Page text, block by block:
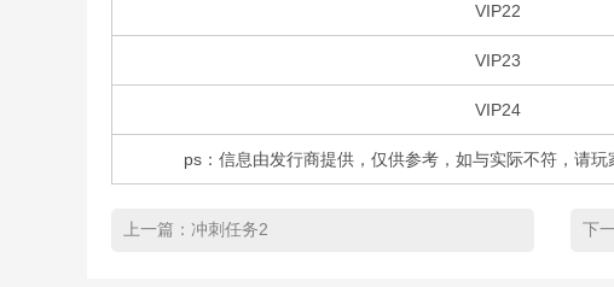
VIP22
VIP23
VIP24
ps：信息由发行商提供，仅供参考，如与实际不符，请玩
上一篇： 冲刺任务2 下